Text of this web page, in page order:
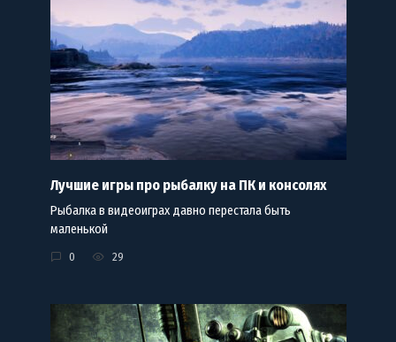
Лучшие игры про рыбалку на ПК и консолях
Рыбалка в видеоиграх давно перестала быть
маленькой
0 29